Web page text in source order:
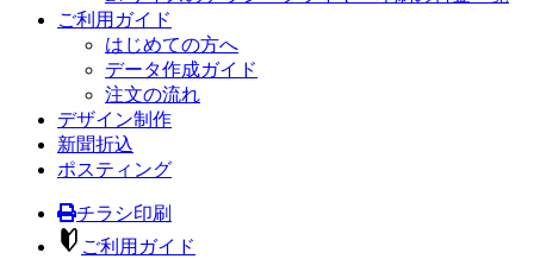
ご利用ガイド
はじめての方へ
データ作成ガイド
注文の流れ
デザイン制作
新聞折込
ポスティング
チラシ印刷
ご利用ガイド